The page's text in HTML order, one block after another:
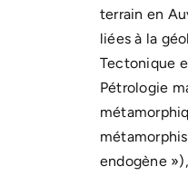
terrain en
liées à la
Tectonique
Pétrologie
endogène